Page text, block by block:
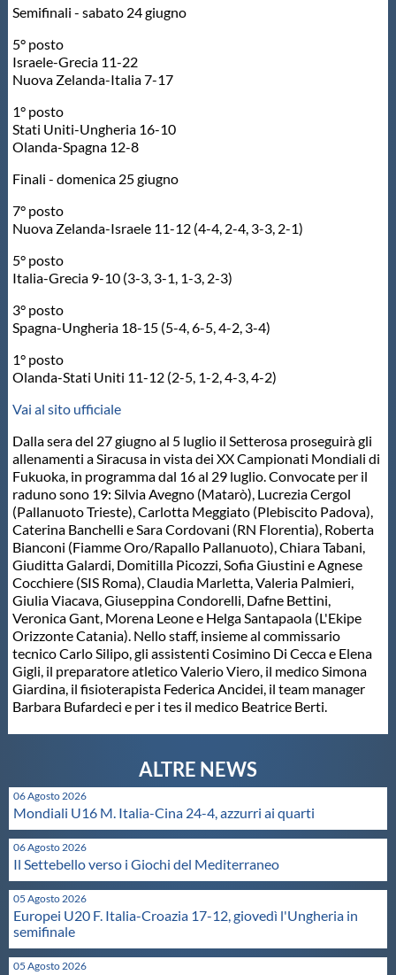
Propaganda
Centri Federali
Area Legislativa
Qualità
Sostenibilità
Privacy
Cookie Policy
Archivio News
Flash News
Galleria fotografica
Videogallery
Intranet
Webmail
Contatti
Mappa del sito
Semifinali - sabato 24 giugno
5° posto
Israele-Grecia 11-22
Nuova Zelanda-Italia 7-17
1° posto
Stati Uniti-Ungheria 16-10
Olanda-Spagna 12-8
Finali - domenica 25 giugno
7° posto
Nuova Zelanda-Israele 11-12 (4-4, 2-4, 3-3, 2-1)
5° posto
Italia-Grecia 9-10 (3-3, 3-1, 1-3, 2-3)
3° posto
Spagna-Ungheria 18-15 (5-4, 6-5, 4-2, 3-4)
1° posto
Olanda-Stati Uniti 11-12 (2-5, 1-2, 4-3, 4-2)
Vai al sito ufficiale
Dalla sera del 27 giugno al 5 luglio il Setterosa proseguirà gli
allenamenti a Siracusa in vista dei XX Campionati Mondiali di
Fukuoka, in programma dal 16 al 29 luglio. Convocate per il
raduno sono 19: Silvia Avegno (Matarò), Lucrezia Cergol
(Pallanuoto Trieste), Carlotta Meggiato (Plebiscito Padova),
Caterina Banchelli e Sara Cordovani (RN Florentia), Roberta
Bianconi (Fiamme Oro/Rapallo Pallanuoto), Chiara Tabani,
Giuditta Galardi, Domitilla Picozzi, Sofia Giustini e Agnese
Cocchiere (SIS Roma), Claudia Marletta, Valeria Palmieri,
Giulia Viacava, Giuseppina Condorelli, Dafne Bettini,
Veronica Gant, Morena Leone e Helga Santapaola (L'Ekipe
Orizzonte Catania). Nello staff, insieme al commissario
tecnico Carlo Silipo, gli assistenti Cosimino Di Cecca e Elena
Gigli, il preparatore atletico Valerio Viero, il medico Simona
Giardina, il fisioterapista Federica Ancidei, il team manager
Barbara Bufardeci e per i tes il medico Beatrice Berti.
06 Agosto 2026
Mondiali U16 M. Italia-Cina 24-4, azzurri ai quarti
06 Agosto 2026
Il Settebello verso i Giochi del Mediterraneo
05 Agosto 2026
Europei U20 F. Italia-Croazia 17-12, giovedì l'Ungheria in
semifinale
05 Agosto 2026